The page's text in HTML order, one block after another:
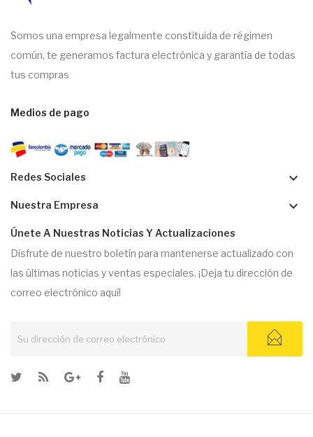
Somos una empresa legalmente constituida de régimen
común, te generamos factura electrónica y garantía de todas
tus compras
Medios de pago
Redes Sociales keyboard_arrow_down
Nuestra Empresa keyboard_arrow_down
Únete A Nuestras Noticias Y Actualizaciones
Disfrute de nuestro boletín para mantenerse actualizado con
las últimas noticias y ventas especiales. ¡Deja tu dirección de
correo electrónico aquí!